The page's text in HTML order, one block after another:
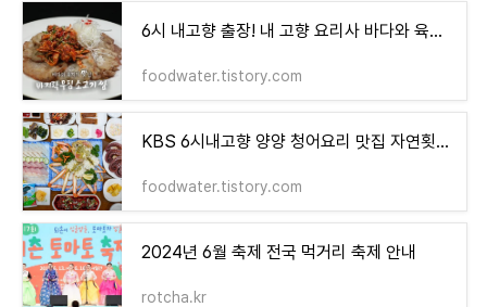
6시 내고향 출장! 내 고향 요리사 바다와 육지의 만남 바지락무침 소고기 쌈 레시피 3월 29일
foodwater.tistory.com
KBS 6시내고향 양양 청어요리 맛집 자연횟집 4월 3일
foodwater.tistory.com
2024년 6월 축제 전국 먹거리 축제 안내
rotcha.kr